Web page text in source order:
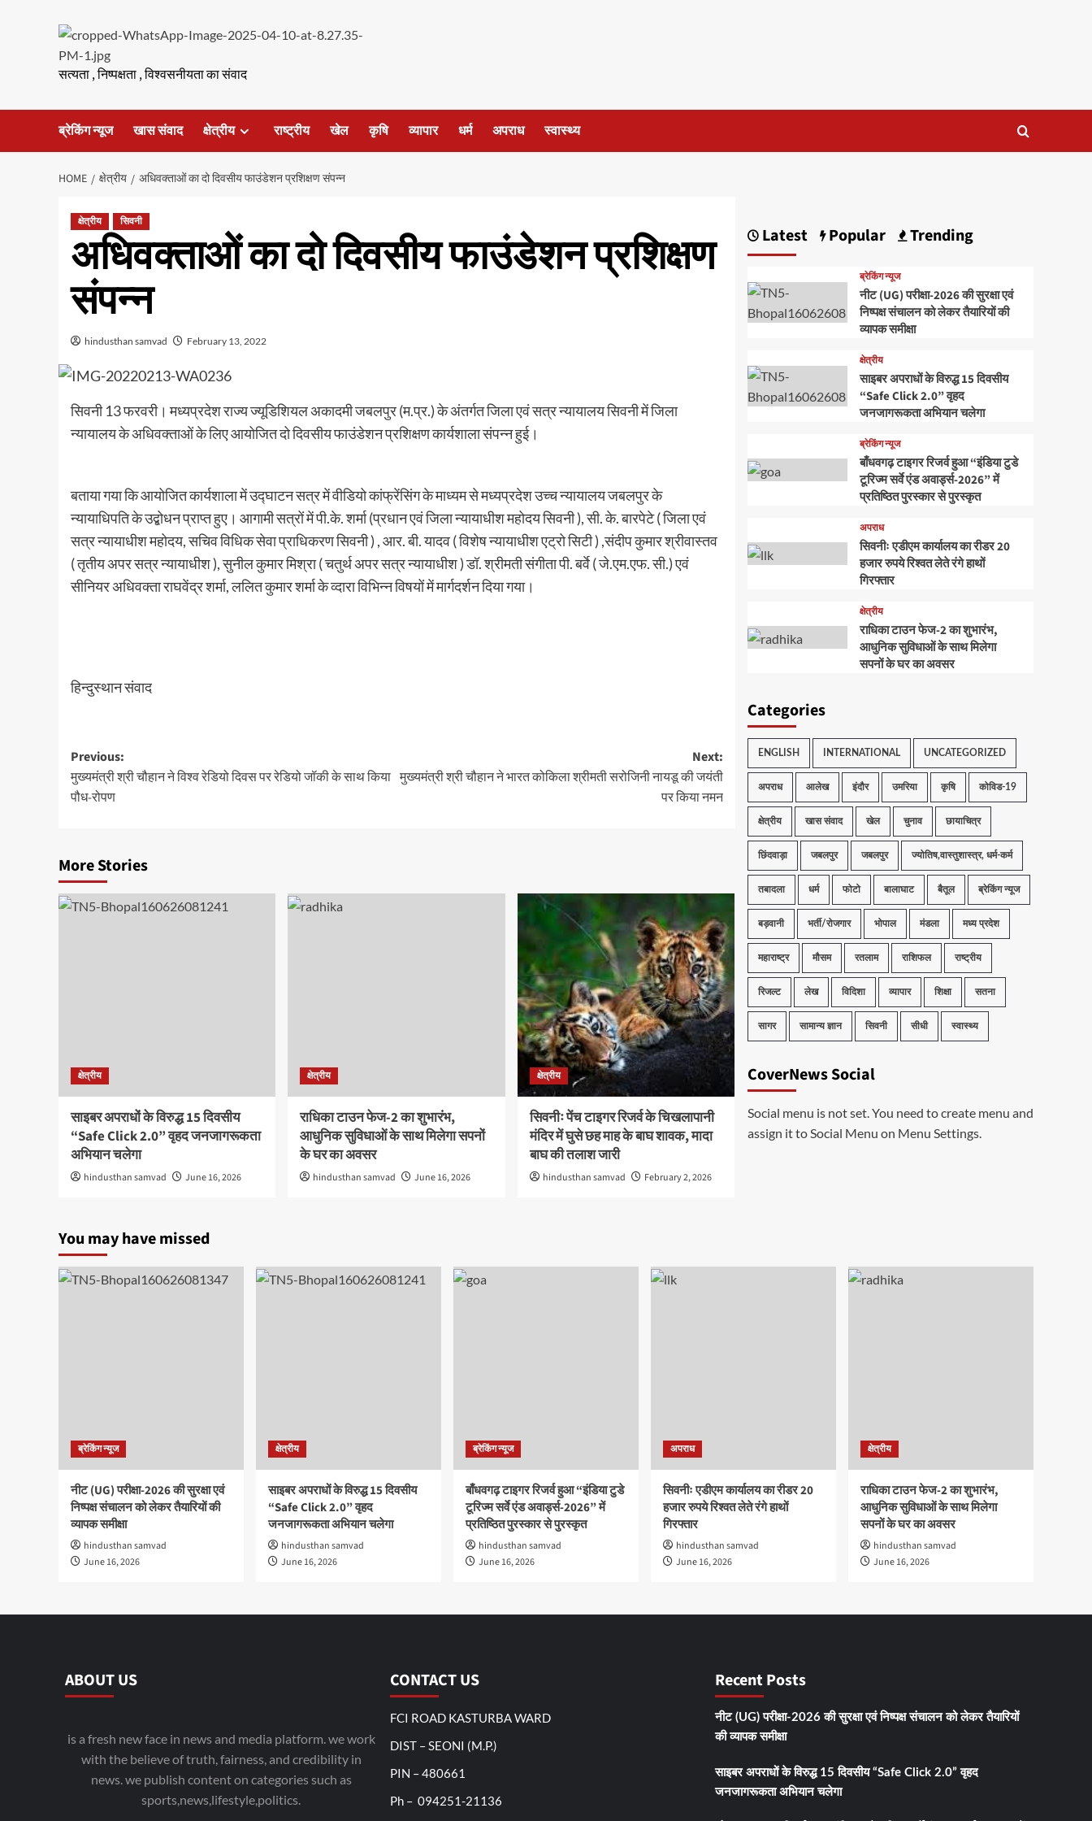
सत्यता , निष्पक्षता , विश्वसनीयता का संवाद
ब्रेकिंग न्यूज खास संवाद क्षेत्रीय राष्ट्रीय खेल कृषि व्यापार धर्म अपराध स्वास्थ्य
HOME क्षेत्रीय अधिवक्ताओं का दो दिवसीय फाउंडेशन प्रशिक्षण संपन्न
क्षेत्रीय सिवनी
अधिवक्ताओं का दो दिवसीय फाउंडेशन प्रशिक्षण
संपन्न
hindusthan samvad February 13, 2022
सिवनी 13 फरवरी। मध्यप्रदेश राज्य ज्यूडिशियल अकादमी जबलपुर (म.प्र.) के अंतर्गत जिला एवं सत्र न्यायालय सिवनी में जिला
न्यायालय के अधिवक्ताओं के लिए आयोजित दो दिवसीय फाउंडेशन प्रशिक्षण कार्यशाला संपन्न हुई।
बताया गया कि आयोजित कार्यशाला में उद्घाटन सत्र में वीडियो कांफ्रेंसिंग के माध्यम से मध्यप्रदेश उच्च न्यायालय जबलपुर के
न्यायाधिपति के उद्बोधन प्राप्त हुए। आगामी सत्रों में पी.के. शर्मा (प्रधान एवं जिला न्यायाधीश महोदय सिवनी ), सी. के. बारपेटे ( जिला एवं
सत्र न्यायाधीश महोदय, सचिव विधिक सेवा प्राधिकरण सिवनी ) , आर. बी. यादव ( विशेष न्यायाधीश एट्रो सिटी ) ,संदीप कुमार श्रीवास्तव
( तृतीय अपर सत्र न्यायाधीश ), सुनील कुमार मिश्रा ( चतुर्थ अपर सत्र न्यायाधीश ) डॉ. श्रीमती संगीता पी. बर्वे ( जे.एम.एफ. सी.) एवं
सीनियर अधिवक्ता राघवेंद्र शर्मा, ललित कुमार शर्मा के व्दारा विभिन्न विषयों में मार्गदर्शन दिया गया।
हिन्दुस्थान संवाद
Post
navigation
Previous:
मुख्यमंत्री श्री चौहान ने विश्व रेडियो दिवस पर रेडियो जॉकी के साथ किया
पौध-रोपण
Next:
मुख्यमंत्री श्री चौहान ने भारत कोकिला श्रीमती सरोजिनी नायडू की जयंती
पर किया नमन
More Stories
क्षेत्रीय
साइबर अपराधों के विरुद्ध 15 दिवसीय
“Safe Click 2.0” वृहद जनजागरूकता
अभियान चलेगा
hindusthan samvad June 16, 2026
क्षेत्रीय
राधिका टाउन फेज-2 का शुभारंभ,
आधुनिक सुविधाओं के साथ मिलेगा सपनों
के घर का अवसर
hindusthan samvad June 16, 2026
क्षेत्रीय
सिवनीः पेंच टाइगर रिजर्व के चिखलापानी
मंदिर में घुसे छह माह के बाघ शावक, मादा
बाघ की तलाश जारी
hindusthan samvad February 2, 2026
Latest Popular Trending
ब्रेकिंग न्यूज
नीट (UG) परीक्षा-2026 की सुरक्षा एवं
निष्पक्ष संचालन को लेकर तैयारियों की
व्यापक समीक्षा
क्षेत्रीय
साइबर अपराधों के विरुद्ध 15 दिवसीय
“Safe Click 2.0” वृहद
जनजागरूकता अभियान चलेगा
ब्रेकिंग न्यूज
बाँधवगढ़ टाइगर रिजर्व हुआ “इंडिया टुडे
टूरिज्म सर्वे एंड अवार्ड्स-2026” में
प्रतिष्ठित पुरस्कार से पुरस्कृत
अपराध
सिवनीः एडीएम कार्यालय का रीडर 20
हजार रुपये रिश्वत लेते रंगे हाथों
गिरफ्तार
क्षेत्रीय
राधिका टाउन फेज-2 का शुभारंभ,
आधुनिक सुविधाओं के साथ मिलेगा
सपनों के घर का अवसर
Categories
ENGLISH INTERNATIONAL UNCATEGORIZED
अपराध आलेख इंदौर उमरिया कृषि कोविड-19
क्षेत्रीय खास संवाद खेल चुनाव छायाचित्र
छिंदवाड़ा जबलपुर जबलपुर ज्योतिष,वास्तुशास्त्र, धर्म-कर्म
तबादला धर्म फोटो बालाघाट बैतूल ब्रेकिंग न्यूज
बड़वानी भर्ती/रोजगार भोपाल मंडला मध्य प्रदेश
महाराष्ट्र मौसम रतलाम राशिफल राष्ट्रीय
रिजल्ट लेख विदिशा व्यापार शिक्षा सतना
सागर सामान्य ज्ञान सिवनी सीधी स्वास्थ्य
CoverNews Social
Social menu is not set. You need to create menu and
assign it to Social Menu on Menu Settings.
You may have missed
ब्रेकिंग न्यूज
नीट (UG) परीक्षा-2026 की सुरक्षा एवं
निष्पक्ष संचालन को लेकर तैयारियों की
व्यापक समीक्षा
hindusthan samvad
June 16, 2026
क्षेत्रीय
साइबर अपराधों के विरुद्ध 15 दिवसीय
“Safe Click 2.0” वृहद
जनजागरूकता अभियान चलेगा
hindusthan samvad
June 16, 2026
ब्रेकिंग न्यूज
बाँधवगढ़ टाइगर रिजर्व हुआ “इंडिया टुडे
टूरिज्म सर्वे एंड अवार्ड्स-2026” में
प्रतिष्ठित पुरस्कार से पुरस्कृत
hindusthan samvad
June 16, 2026
अपराध
सिवनीः एडीएम कार्यालय का रीडर 20
हजार रुपये रिश्वत लेते रंगे हाथों
गिरफ्तार
hindusthan samvad
June 16, 2026
क्षेत्रीय
राधिका टाउन फेज-2 का शुभारंभ,
आधुनिक सुविधाओं के साथ मिलेगा
सपनों के घर का अवसर
hindusthan samvad
June 16, 2026
ABOUT US
is a fresh new face in news and media platform. we work
with the believe of truth, fairness, and credibility in
news. we publish content on categories such as
sports,news,lifestyle,politics.
CONTACT US
FCI ROAD KASTURBA WARD
DIST – SEONI (M.P.)
PIN – 480661
Ph – 094251-21136
Recent Posts
नीट (UG) परीक्षा-2026 की सुरक्षा एवं निष्पक्ष संचालन को लेकर तैयारियों
की व्यापक समीक्षा
साइबर अपराधों के विरुद्ध 15 दिवसीय “Safe Click 2.0” वृहद
जनजागरूकता अभियान चलेगा